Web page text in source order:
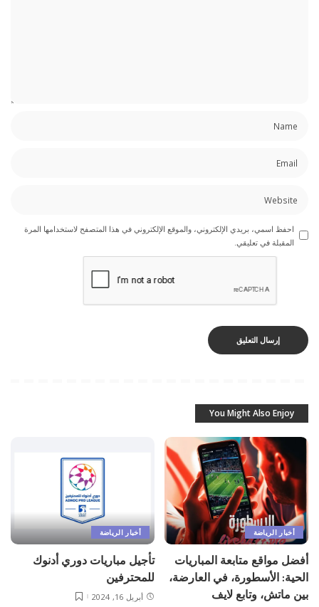
احفظ اسمي، بريدي الإلكتروني، والموقع الإلكتروني في هذا المتصفح لاستخدامها المرة
المقبلة في تعليقي.
You Might Also Enjoy
أخبار الرياضة
أفضل مواقع متابعة المباريات
الحية: الأسطورة، في العارضة،
بين ماتش، وتابع لايف
أخبار الرياضة
تأجيل مباريات دوري أدنوك
للمحترفين
أبريل 16, 2024